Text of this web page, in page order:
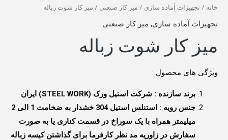
خانه / تجهیزات آماده سازی / میز کار صنعتی / میز کار شوت زباله
تجهیزات آماده سازی, میز کار صنعتی
میز کار شوت زباله
ویژگی های محصول :
برند سازنده : شرکت استیل ورک (STEEL WORK) ایران
جنس رویه : استنلس استیل 304 خشدار به ضخامت 1 الی 2
میلیمتر همراه با یک سوراخ در قسمت کناری یا به صورت
سفارش در زاوریه مد نظر کارفرما برای گذاشتن کیسه زباله